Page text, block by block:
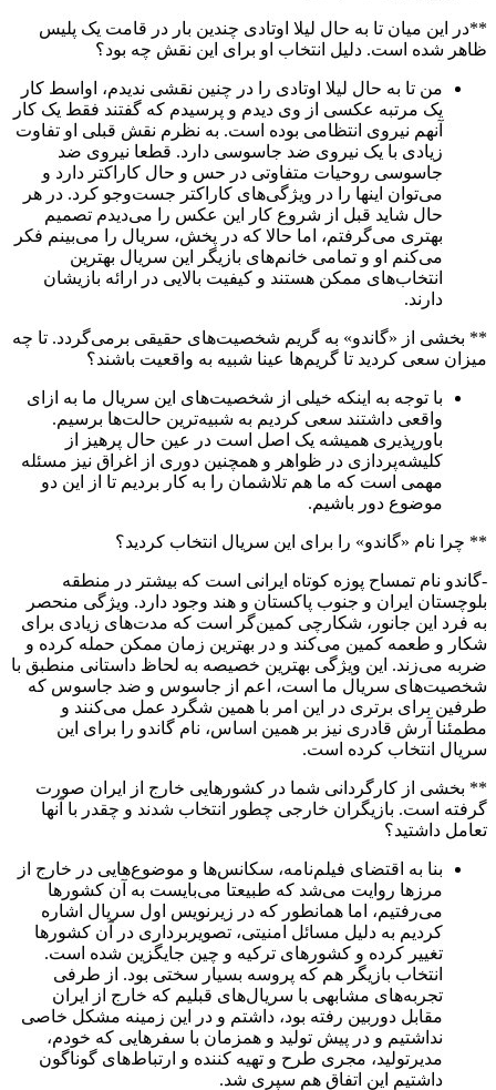
**در این میان تا به حال لیلا اوتادی چندین بار در قامت یک پلیس
ظاهر شده است. دلیل انتخاب او برای این نقش چه بود؟
من تا به حال لیلا اوتادی را در چنین نقشی ندیدم، اواسط کار
یک مرتبه عکسی از وی دیدم و پرسیدم که گفتند فقط یک کار
آنهم نیروی انتظامی بوده است. به نظرم نقش قبلی او تفاوت
زیادی با یک نیروی ضد جاسوسی دارد. قطعا نیروی ضد
جاسوسی روحیات متفاوتی در حس و حال کاراکتر دارد و
می‌توان اینها را در ویژگی‌های کاراکتر جست‌وجو کرد. در هر
حال شاید قبل از شروع کار این عکس را می‌دیدم تصمیم
بهتری می‌گرفتم، اما حالا که در پخش، سریال را می‌بینم فکر
می‌کنم او و تمامی خانم‌های بازیگر این سریال بهترین
انتخاب‌های ممکن هستند و کیفیت بالایی در ارائه بازیشان
دارند.
** بخشی از «گاندو» به گریم شخصیت‌های حقیقی برمی‌گردد. تا چه
میزان سعی کردید تا گریم‌ها عینا شبیه به واقعیت باشند؟
با توجه به اینکه خیلی از شخصیت‌های این سریال ما به ازای
واقعی داشتند سعی کردیم به شبیه‌ترین حالت‌ها برسیم.
باورپذیری همیشه یک اصل است در عین حال پرهیز از
کلیشه‌پردازی در ظواهر و همچنین دوری از اغراق نیز مسئله
مهمی است که ما هم تلاشمان را به کار بردیم تا از این دو
موضوع دور باشیم.
** چرا نام «گاندو» را برای این سریال انتخاب کردید؟
-گاندو نام تمساح پوزه کوتاه ایرانی است که بیشتر در منطقه
بلوچستان ایران و جنوب پاکستان و هند وجود دارد. ویژگی منحصر
به فرد این جانور، شکارچی کمین‌گر است که مدت‌های زیادی برای
شکار و طعمه کمین می‌کند و در بهترین زمان ممکن حمله کرده و
ضربه می‌زند. این ویژگی بهترین خصیصه به لحاظ داستانی منطبق با
شخصیت‌های سریال ما است، اعم از جاسوس و ضد جاسوس که
طرفین برای برتری در این امر با همین شگرد عمل می‌کنند و
مطمئنا آرش قادری نیز بر همین اساس، نام گاندو را برای این
سریال انتخاب کرده است.
** بخشی از کارگردانی شما در کشورهایی خارج از ایران صورت
گرفته است. بازیگران خارجی چطور انتخاب شدند و چقدر با آنها
تعامل داشتید؟
بنا به اقتضای فیلم‌نامه، سکانس‌ها و موضوع‌هایی در خارج از
مرزها روایت می‌شد که طبیعتا می‌بایست به آن کشورها
می‌رفتیم، اما همانطور که در زیرنویس اول سریال اشاره
کردیم به دلیل مسائل امنیتی، تصویربرداری در آن کشورها
تغییر کرده و کشورهای ترکیه و چین جایگزین شده است.
انتخاب بازیگر هم که پروسه بسیار سختی بود. از طرفی
تجربه‌های مشابهی با سریال‌های قبلیم که خارج از ایران
مقابل دوربین رفته بود، داشتم و در این زمینه مشکل خاصی
نداشتیم و در پیش تولید و همزمان با سفرهایی که خودم،
مدیرتولید، مجری طرح و تهیه کننده و ارتباط‌های گوناگون
داشتیم این اتفاق هم سپری شد.